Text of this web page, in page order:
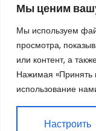
Мы ценим
Мы используем
просмотра,
или контент, а
Нажимая «Принять
использование
Настроить
ул. Сюян, 6688,
развития, здания
Авторское
Политика